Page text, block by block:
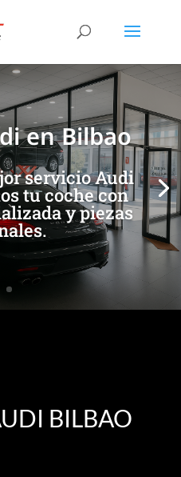
en Bilbao
servicio Audi
tu coche con
y piezas
BILBAO